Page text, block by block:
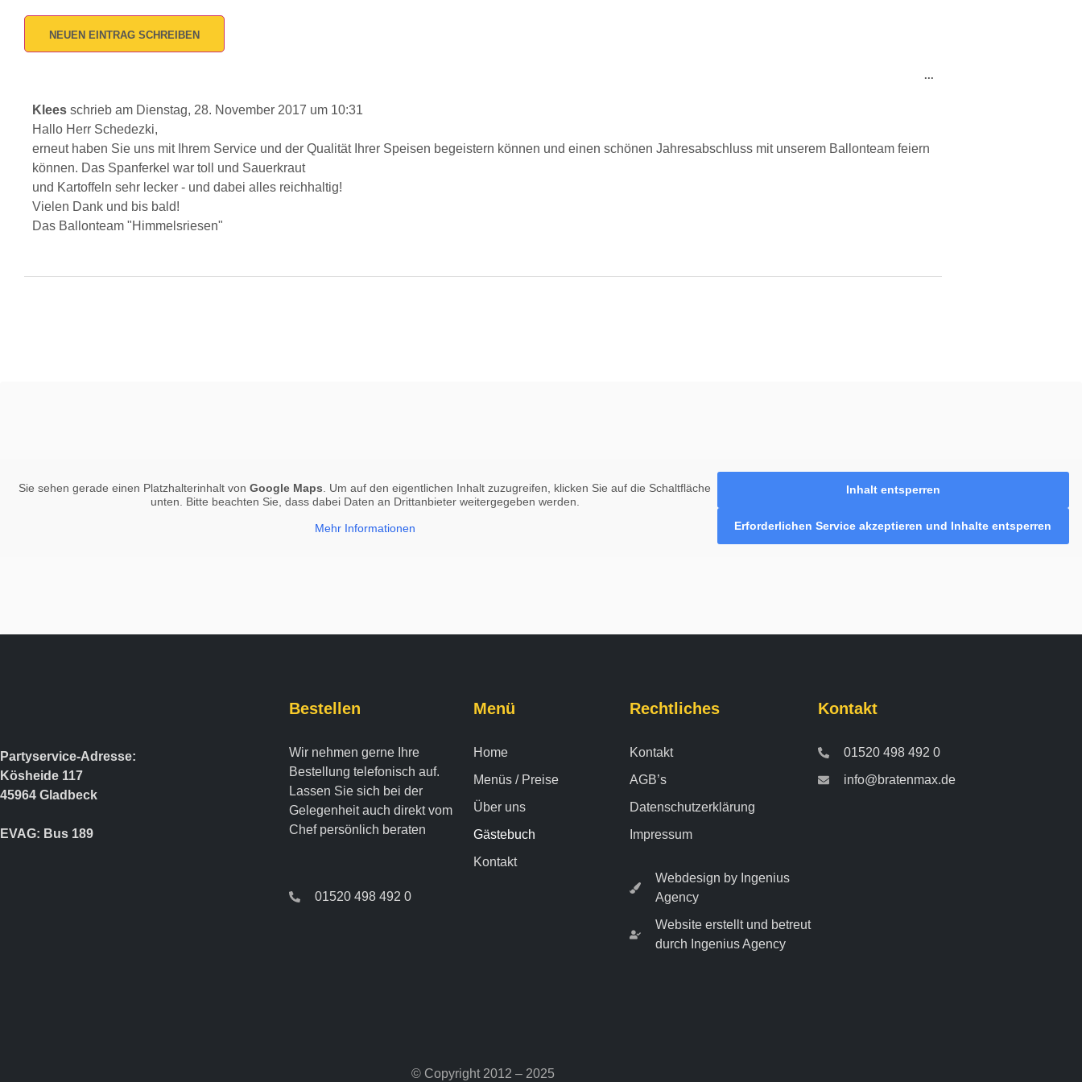
Klees schrieb am Dienstag, 28. November 2017 um 10:31
Hallo Herr Schedezki,
erneut haben Sie uns mit Ihrem Service und der Qualität Ihrer Speisen begeistern können und einen schönen Jahresabschluss mit unserem Ballonteam feiern
können. Das Spanferkel war toll und Sauerkraut
und Kartoffeln sehr lecker - und dabei alles reichhaltig!
Vielen Dank und bis bald!
Das Ballonteam "Himmelsriesen"
...
Sie sehen gerade einen Platzhalterinhalt vonGoogle Maps . Um auf den eigentlichen Inhalt zuzugreifen, klicken Sie auf die Schaltfläche
unten. Bitte beachten Sie, dass dabei Daten an Drittanbieter weitergegeben werden.
Mehr Informationen
Inhalt entsperren
Erforderlichen Service akzeptieren und Inhalte entsperren
Partyservice-Adresse:
Kösheide 117
45964 Gladbeck
EVAG: Bus 189
Bestellen
Wir nehmen gerne Ihre
Bestellung telefonisch auf.
Lassen Sie sich bei der
Gelegenheit auch direkt vom
Chef persönlich beraten
01520 498 492 0
Menü
Home
Menüs / Preise
Über uns
Gästebuch
Kontakt
Rechtliches
Kontakt
AGB’s
Datenschutzerklärung
Impressum
Webdesign by Ingenius
Agency
Website erstellt und betreut
durch Ingenius Agency
Kontakt
01520 498 492 0
info@bratenmax.de
© Copyright 2012 – 2025